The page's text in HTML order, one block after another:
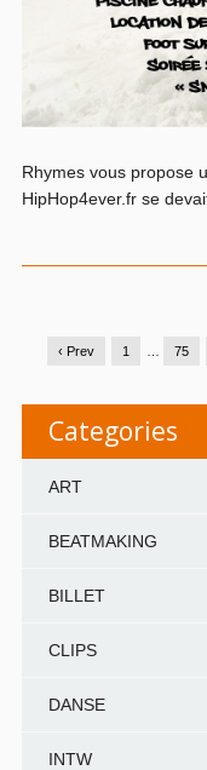
Rhymes vous propose
HipHop4ever.fr se
‹ Prev 1 75
Categories
ART
BEATMAKING
BILLET
CLIPS
DANSE
INTW